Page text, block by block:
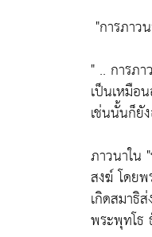
"การภาว
" .. การภา
เป็นเหมือ
เช่นนั้นก็ยั
ภาวนาใน
สงฆ์ โดย
เกิดสมาธิ
พระพุทโธ